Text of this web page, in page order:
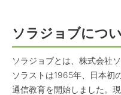
ソラジョブにつ
ソラジョブとは、株式会社
ソラストは1965年、日本初
通信教育を開始しました。